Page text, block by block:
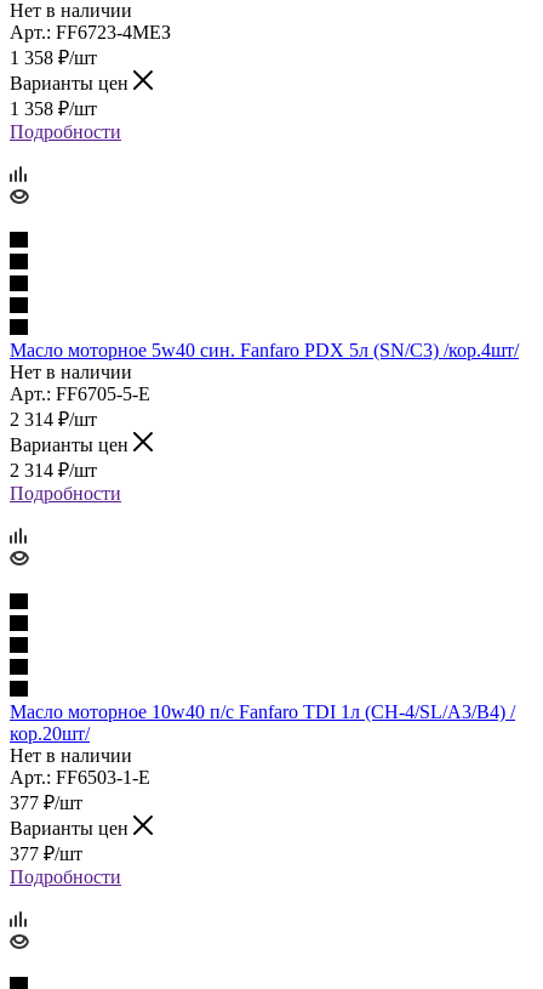
Нет в наличии
Арт.: FF6723-4MEЗ
1 358 ₽/шт
Варианты цен
1 358 ₽/шт
Подробности
Масло моторное 5w40 син. Fanfaro PDX 5л (SN/C3) /кор.4шт/
Нет в наличии
Арт.: FF6705-5-E
2 314 ₽/шт
Варианты цен
2 314 ₽/шт
Подробности
Масло моторное 10w40 п/с Fanfaro TDI 1л (CH-4/SL/A3/B4) /
кор.20шт/
Нет в наличии
Арт.: FF6503-1-E
377 ₽/шт
Варианты цен
377 ₽/шт
Подробности